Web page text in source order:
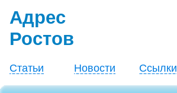
Адрес
Ростов
Статьи Новости Ссылки